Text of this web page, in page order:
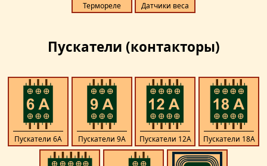
Термореле Датчики веса
Пускатели (контакторы)
Пускатели 6А Пускатели 9А Пускатели 12А Пускатели 18А